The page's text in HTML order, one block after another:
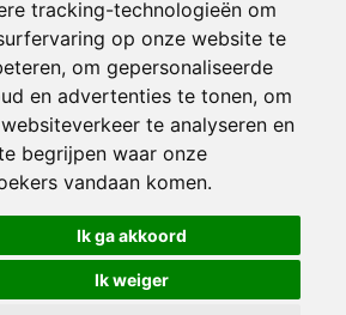
tracking-technologieën om
op onze website te
om gepersonaliseerde
en advertenties te tonen, om
te analyseren en
begrijpen waar onze
vandaan komen.
Ik ga akkoord
Ik weiger